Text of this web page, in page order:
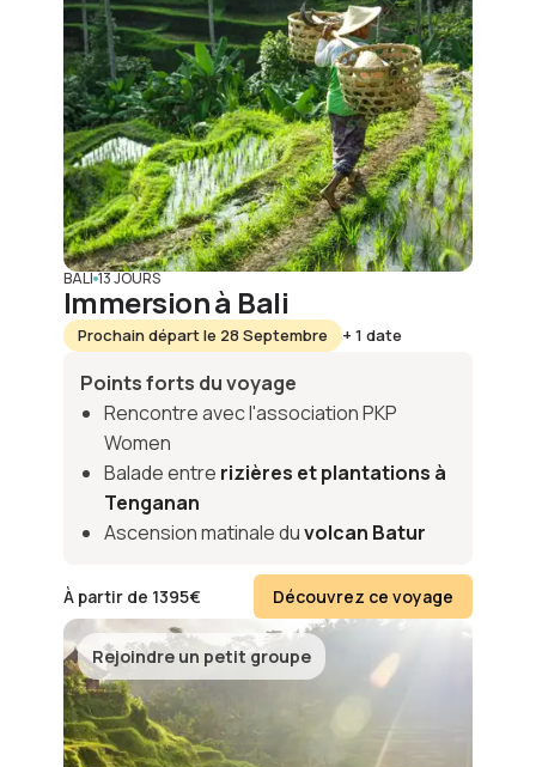
BALI 13 JOURS
Immersion à Bali
Prochain départ le 28 Septembre + 1 date
Points forts du voyage
Rencontre avec l'association PKP
Women
Balade entre rizières et plantations à
Tenganan
Ascension matinale duvolcan Batur
À partir de 1395€ Découvrez ce voyage
Rejoindre un petit groupe